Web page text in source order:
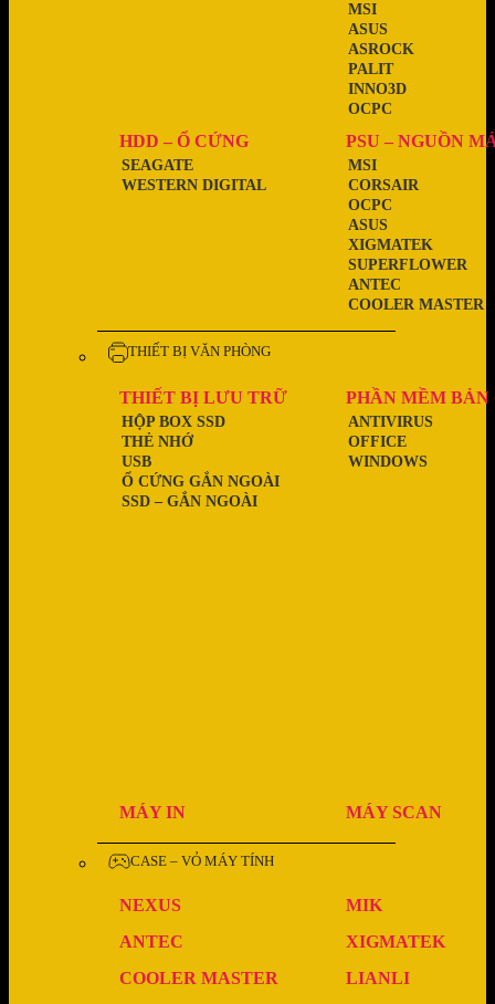
OCPC
INNO3D
PALIT
ASROCK
ASUS
MSI
HDD – Ổ CỨNG
WESTERN DIGITAL
SEAGATE
PSU – NGUỒN
COOLER MASTER
ANTEC
SUPERFLOWER
XIGMATEK
ASUS
OCPC
CORSAIR
MSI
THIẾT BỊ VĂN PHÒNG
THIẾT BỊ LƯU TRỮ
SSD – GẮN NGOÀI
Ổ CỨNG GẮN NGOÀI
USB
THẺ NHỚ
HỘP BOX SSD
PHẦN MỀM BẢN
WINDOWS
OFFICE
ANTIVIRUS
MÁY IN MÁY SCAN
CASE – VỎ MÁY TÍNH
NEXUS
MIK
ANTEC
XIGMATEK
COOLER MASTER
LIANLI